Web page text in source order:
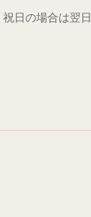
日の場合は翌日